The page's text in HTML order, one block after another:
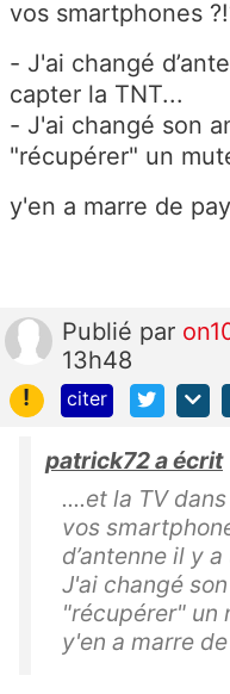
vos smartphones
- J'ai changé
capter la TNT...
- J'ai changé son
"récupérer" un
y'en a marre de
Publié par
13h48
!
citer
patrick72 a écrit
....et la TV
vos
d’antenne il y
J'ai changé
"récupérer" un
y'en a marre